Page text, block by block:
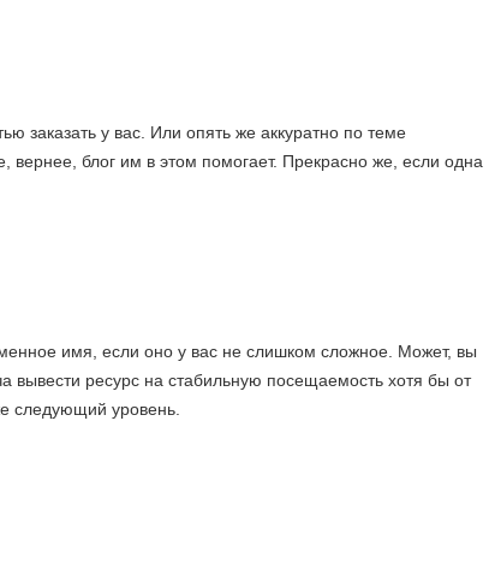
заказать у вас. Или опять же аккуратно по теме
блог им в этом помогает. Прекрасно же, если одна
имя, если оно у вас не слишком сложное. Может, вы
вывести ресурс на стабильную посещаемость хотя бы от
следующий уровень.